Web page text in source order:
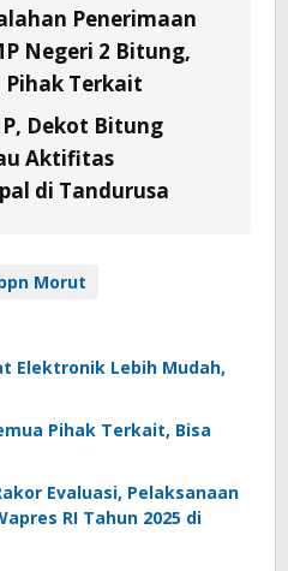
Penerimaan
Negeri 2 Bitung,
Pihak Terkait
Dekot Bitung
Aktifitas
di Tandurusa
Morut
Elektronik Lebih Mudah,
Pihak Terkait, Bisa
Evaluasi, Pelaksanaan
RI Tahun 2025 di